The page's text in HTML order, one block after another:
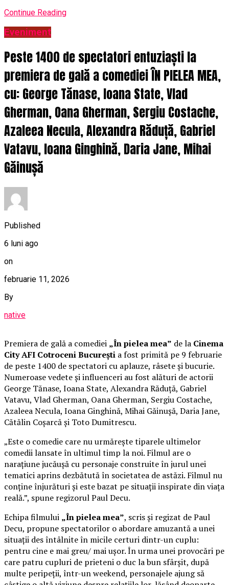
Continue Reading
Eveniment
Peste 1400 de spectatori entuziaști la
premiera de gală a comediei ÎN PIELEA MEA,
cu: George Tănase, Ioana State, Vlad
Gherman, Oana Gherman, Sergiu Costache,
Azaleea Necula, Alexandra Răduță, Gabriel
Vatavu, Ioana Ginghină, Daria Jane, Mihai
Găinușă
Published
6 luni ago
on
februarie 11, 2026
By
native
Premiera de gală a comediei „În pielea mea” de la Cinema
City AFI Cotroceni București a fost primită pe 9 februarie
de peste 1400 de spectatori cu aplauze, râsete și bucurie.
Numeroase vedete și influenceri au fost alături de actorii
George Tănase, Ioana State, Alexandra Răduță, Gabriel
Vatavu, Vlad Gherman, Oana Gherman, Sergiu Costache,
Azaleea Necula, Ioana Ginghină, Mihai Găinușă, Daria Jane,
Cătălin Coșarcă și Toto Dumitrescu.
„Este o comedie care nu urmărește tiparele ultimelor
comedii lansate în ultimul timp la noi. Filmul are o
narațiune jucăușă cu personaje construite în jurul unei
tematici aprins dezbătută în societatea de astăzi. Filmul nu
conține înjurături și este bazat pe situații inspirate din viața
reală.”, spune regizorul Paul Decu.
Echipa filmului „În pielea mea”, scris și regizat de Paul
Decu, propune spectatorilor o abordare amuzantă a unei
situații des întâlnite în micile certuri dintr-un cuplu:
pentru cine e mai greu/ mai ușor. În urma unei provocări pe
care patru cupluri de prieteni o duc la bun sfârșit, după
multe peripeții, într-un weekend, personajele ajung să